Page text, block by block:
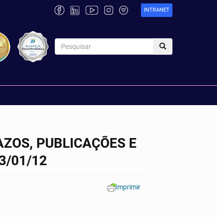
INTRANET
PUBLICAÇÕES E
01/12
Imprimir